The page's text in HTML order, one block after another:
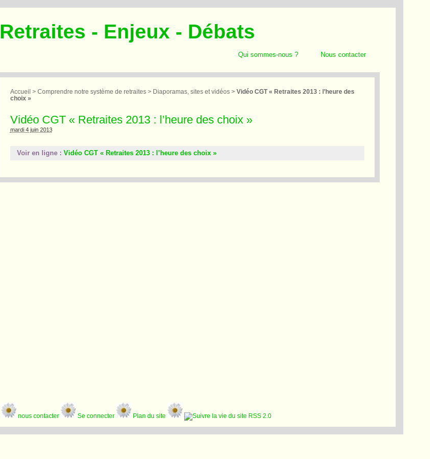
Retraites - Enjeux - Débats
Qui sommes-nous ? Nous contacter
Accueil > Comprendre notre système de retraites> Diaporamas, sites et vidéos> Vidéo CGT « Retraites 2013 : l’heure des
choix »
Vidéo CGT « Retraites 2013 : l’heure des choix »
mardi 4 juin 2013
Voir en ligne : Vidéo CGT « Retraites 2013 : l’heure des choix »
nous contacter Se connecter Plan du site RSS 2.0